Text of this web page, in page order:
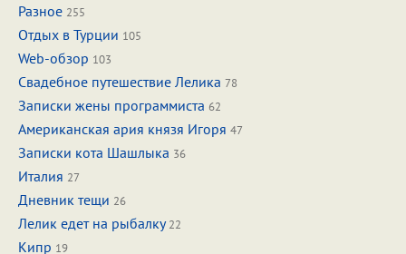
Разное 255
Отдых в Турции 105
Web-обзор 103
Свадебное путешествие Лелика 78
Записки жены программиста 62
Американская ария князя Игоря 47
Записки кота Шашлыка 36
Италия 27
Дневник тещи 26
Лелик едет на рыбалку22
Кипр 19